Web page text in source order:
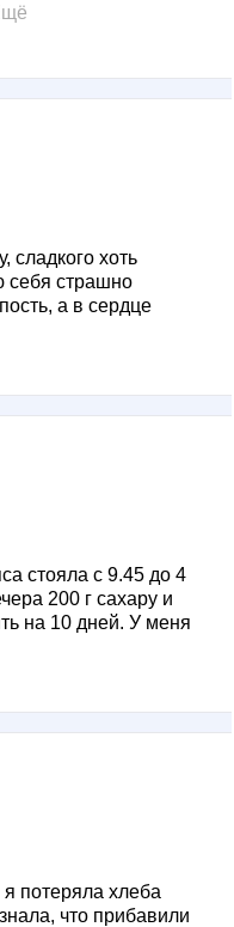
сладкого хоть
себя страшно
а в сердце
стояла с 9.45 до 4
200 г сахару и
на 10 дней. У меня
потеряла хлеба
что прибавили